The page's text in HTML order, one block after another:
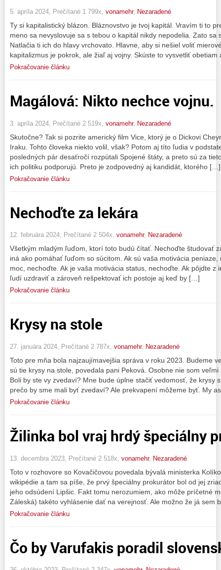
5. apríla 2024, Prečítané 1 799x, vonamehr, Nezaradené
Ty si kapitalistický blázon. Bláznovstvo je tvoj kapitál. Vravím ti to
meno sa nevyslovuje sa s tebou o kapitál nikdy nepodelia. Zato sa
Natlačia ti ich do hlavy vrchovato. Hlavne, aby si nešiel voliť
kapitalizmus je pokrok, ale žiaľ aj vojny. Skúste to vysvetliť
Pokračovanie článku
Magálová: Nikto nechce vojnu.
3. apríla 2024, Prečítané 2 519x, vonamehr, Nezaradené
Skutočne? Tak si pozrite americký film Vice, ktorý je o Dickovi
Iraku. Tohto človeka niekto volil, však? Potom aj títo ľudia v
posledných pár desaťročí rozpútali Spojené štáty, a preto sú za
ich politiku podporujú. Preto je zodpovedný aj kandidát, ktorého […]
Pokračovanie článku
Nechoďte za lekára
12. februára 2024, Prečítané 2 504x, vonamehr, Nezaradené
Všetkým mladým ľuďom, ktorí toto budú čítať. Nechoďte študovať
iná ako pomáhať ľuďom so súcitom. Ak sú vaša motivácia
moc, nechoďte. Ak je vaša motivácia status, nechoďte. Ak pôjdte z
ľudí uzdraviť a zároveň rešpektovať ich postoje aj keď by […]
Pokračovanie článku
Krysy na stole
27. januára 2024, Prečítané 2 787x, vonamehr, Nezaradené
Toto pre mňa bola najzaujímavejšia správa v roku 2023. Budeme
sú tie krysy na stole, povedala pani Peková. Osobne nie som
Boli by ste vy zvedaví? Mne bude úplne stačiť vedomosť, že krysy
prečo by sme mali byť zvedaví? Ale prekvapení môžeme byť. My
Pokračovanie článku
Žilinka bol vraj hrdý špeciálny
13. decembra 2023, Prečítané 2 518x, vonamehr, Nezaradené
Toto v rozhovore so Kovačičovou povedala bývalá ministerka
wikipédie a tam sa píše, že prvý špeciálny prokurátor bol od jej
jeho odsúdení Lipšic. Fakt tomu nerozumiem, ako môže príčetné
Záleská) takéto vyhlásenie dať na verejnosť. Ale možno že já sem
Pokračovanie článku
Čo by Varufakis poradil